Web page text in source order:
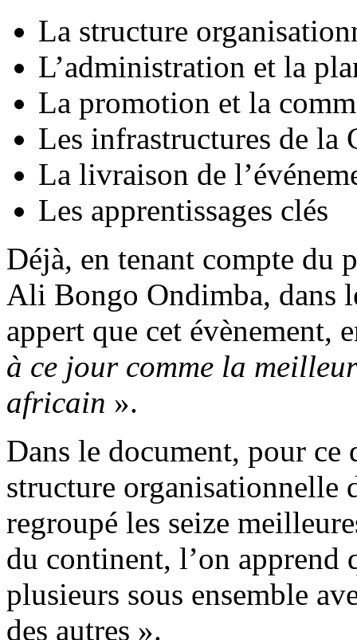
La structure
L’administration et la
La promotion et la
Les infrastructures de la
La livraison de
Les apprentissages clés
Déjà, en tenant compte du
Ali Bongo Ondimba, dans
appert que cet évènement,
à ce jour comme la
africain ».
Dans le document, pour ce
structure organisationnelle
regroupé les seize
du continent, l’on apprend
plusieurs sous ensemble
des autres ».